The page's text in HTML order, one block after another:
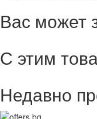
Вас может
С этим
Недавно